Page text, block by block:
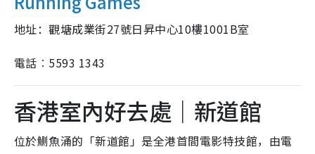
地址：觀塘成業街27號日昇中心10樓1001B室
電話︰5593 1343
香港室內好去處｜新道館
位於鰂魚涌的「新道館」是全港首間電影特技館，由電